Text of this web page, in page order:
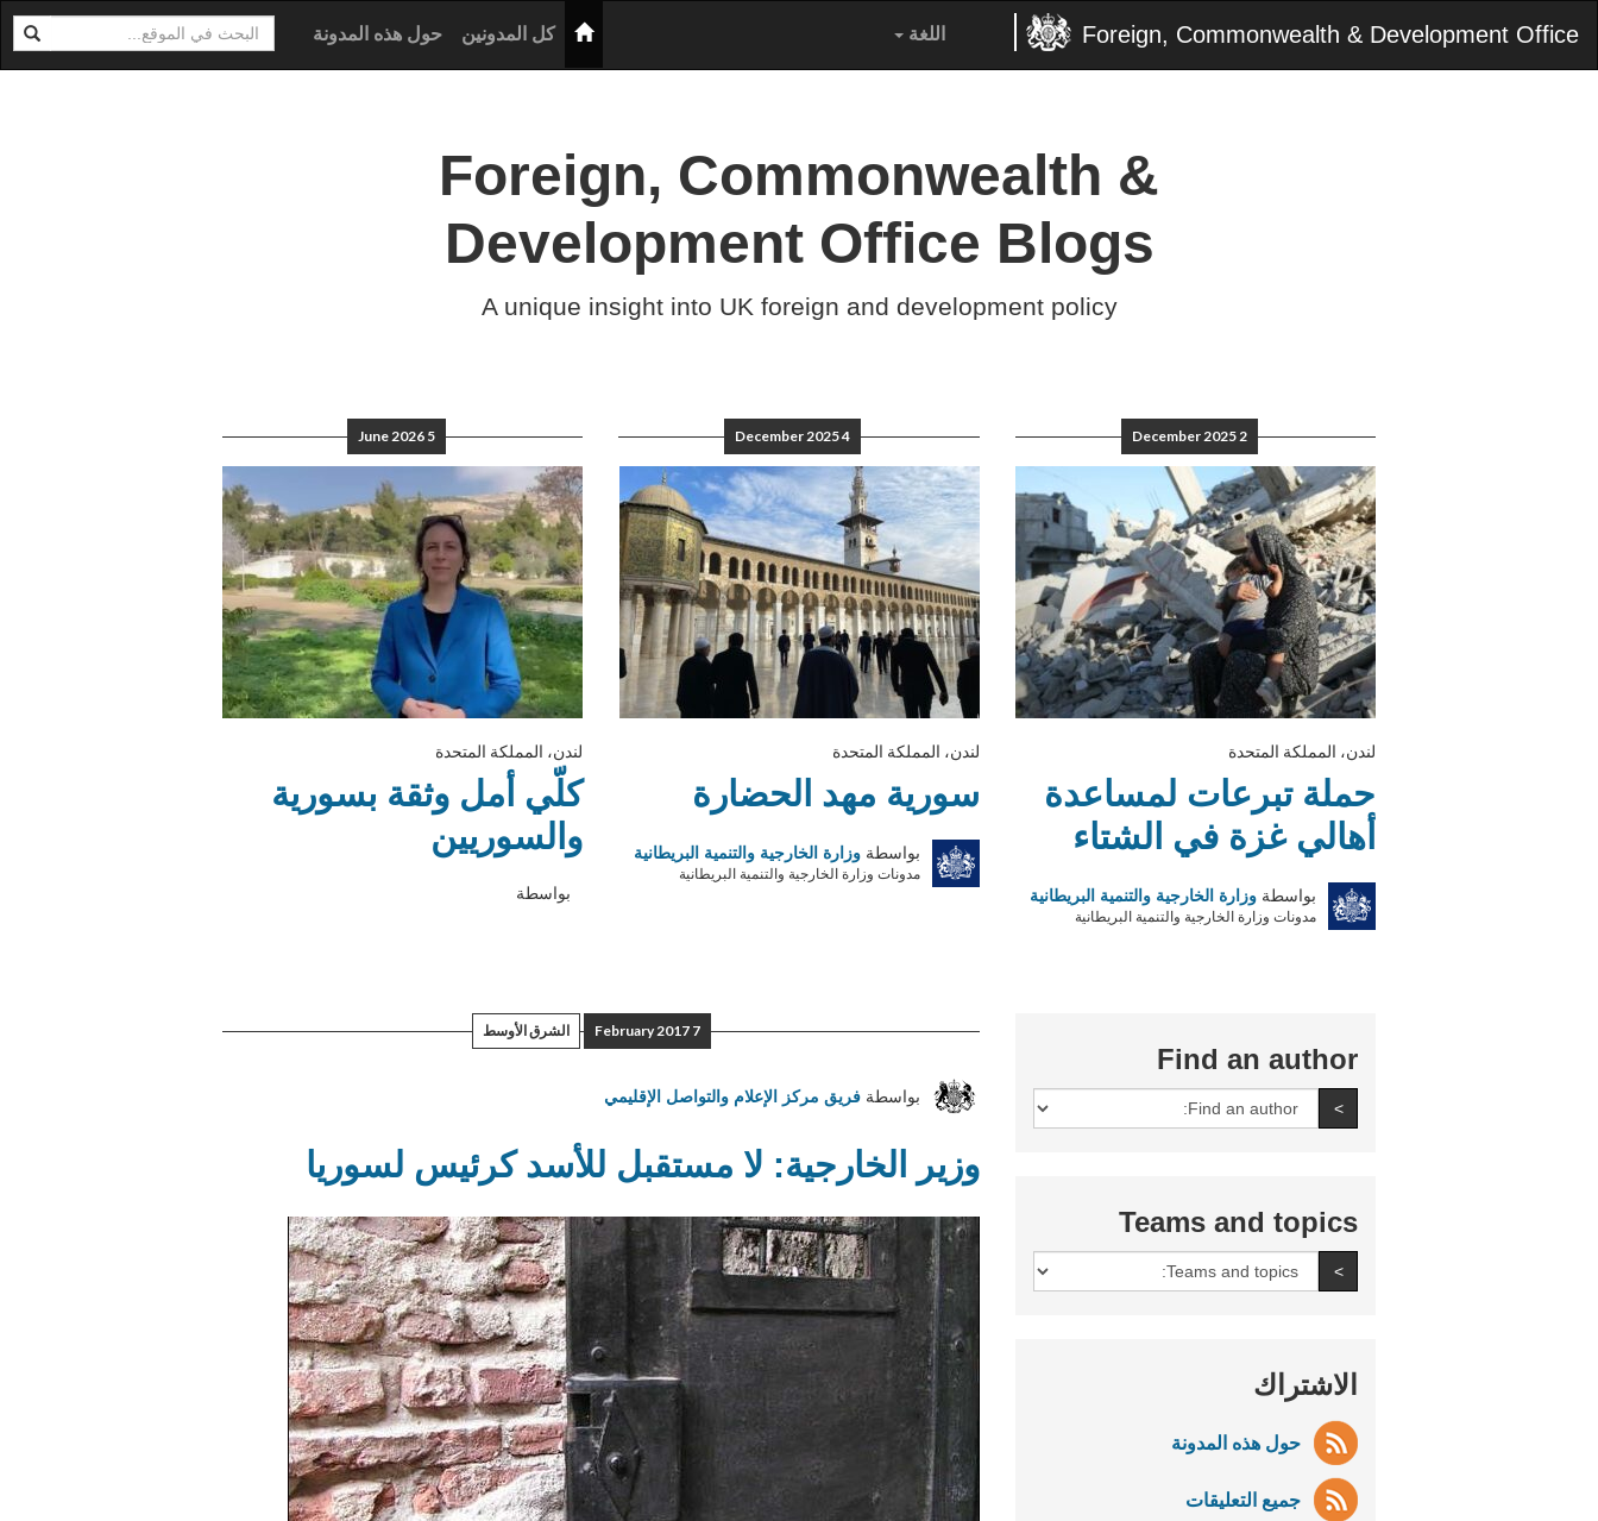
Foreign, Commonwealth & Development Office اللغة الرئيسية
كل المدونين حول هذه المدونة ابحث
Foreign, Commonwealth &
Development Office Blogs
A unique insight into UK foreign and development policy
5 June 2026
لندن، المملكة المتحدة
كلّي أمل وثقة بسورية
والسوريين
بواسطة
4 December 2025
لندن، المملكة المتحدة
سورية مهد الحضارة
بواسطةوزارة الخارجية والتنمية البريطانية
مدونات وزارة الخارجية والتنمية البريطانية
2 December 2025
لندن، المملكة المتحدة
حملة تبرعات لمساعدة
أهالي غزة في الشتاء
بواسطةوزارة الخارجية والتنمية البريطانية
مدونات وزارة الخارجية والتنمية البريطانية
7 February 2017 الشرق الأوسط
بواسطةفريق مركز الإعلام والتواصل الإقليمي
وزير الخارجية: لا مستقبل للأسد كرئيس لسوريا
Find an author
All
authors:
>
Find an author
Teams and topics
All
teams
>
Find an author
الاشتراك
حول هذه المدونة
جميع التعليقات